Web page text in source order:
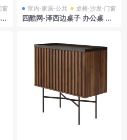
窗 室内-家居-公共 桌椅-沙发-门窗
四酷网-泽西边桌子 办公桌 饭